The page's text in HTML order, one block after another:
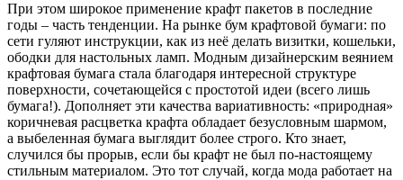
При этом широкое применение крафт пакетов в последние
годы – часть тенденции. На рынке бум крафтовой бумаги: по
сети гуляют инструкции, как из неё делать визитки, кошельки,
ободки для настольных ламп. Модным дизайнерским веянием
крафтовая бумага стала благодаря интересной структуре
поверхности, сочетающейся с простотой идеи (всего лишь
бумага!). Дополняет эти качества вариативность: «природная»
коричневая расцветка крафта обладает безусловным шармом,
а выбеленная бумага выглядит более строго. Кто знает,
случился бы прорыв, если бы крафт не был по-настоящему
стильным материалом. Это тот случай, когда мода работает на